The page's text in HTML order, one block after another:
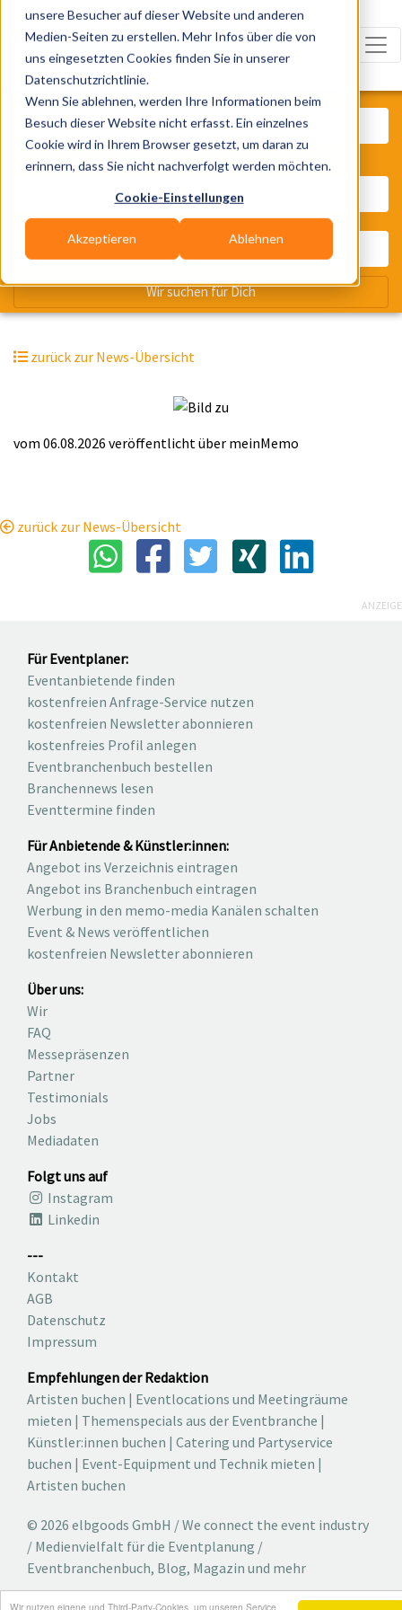
Wir nutzen eigene und Third-Party-Cookies, um unseren Service
unsere Besucher auf dieser Website und anderen
Medien-Seiten zu erstellen. Mehr Infos über die von
uns eingesetzten Cookies finden Sie in unserer
Datenschutzrichtlinie.
Wenn Sie ablehnen, werden Ihre Informationen beim
Besuch dieser Website nicht erfasst. Ein einzelnes
Cookie wird in Ihrem Browser gesetzt, um daran zu
erinnern, dass Sie nicht nachverfolgt werden möchten.
Cookie-Einstellungen
Akzeptieren Ablehnen
zurück zur News-Übersicht
vom 06.08.2026 veröffentlicht über meinMemo
zurück zur News-Übersicht
Was? Künstler, Zelte, Bands,
Wo? Stadt, PLZ, Ort
Wir suchen für Dich
ANZEIGE
Für Eventplaner:
Eventanbietende finden
kostenfreien Anfrage-Service nutzen
kostenfreien Newsletter abonnieren
kostenfreies Profil anlegen
Eventbranchenbuch bestellen
Branchennews lesen
Eventtermine finden
Für Anbietende & Künstler:innen:
Angebot ins Verzeichnis eintragen
Angebot ins Branchenbuch eintragen
Werbung in den memo-media Kanälen schalten
Event & News veröffentlichen
kostenfreien Newsletter abonnieren
Über uns:
Wir
FAQ
Messepräsenzen
Partner
Testimonials
Jobs
Mediadaten
Folgt uns auf
Instagram
Linkedin
---
Kontakt
AGB
Datenschutz
Impressum
Empfehlungen der Redaktion
Artisten buchen | Eventlocations und Meetingräume
mieten | Themenspecials aus der Eventbranche |
Künstler:innen buchen | Catering und Partyservice
buchen | Event-Equipment und Technik mieten |
Artisten buchen
© 2026 elbgoods GmbH / We connect the event industry
/ Medienvielfalt für die Eventplanung /
Eventbranchenbuch, Blog, Magazin und mehr